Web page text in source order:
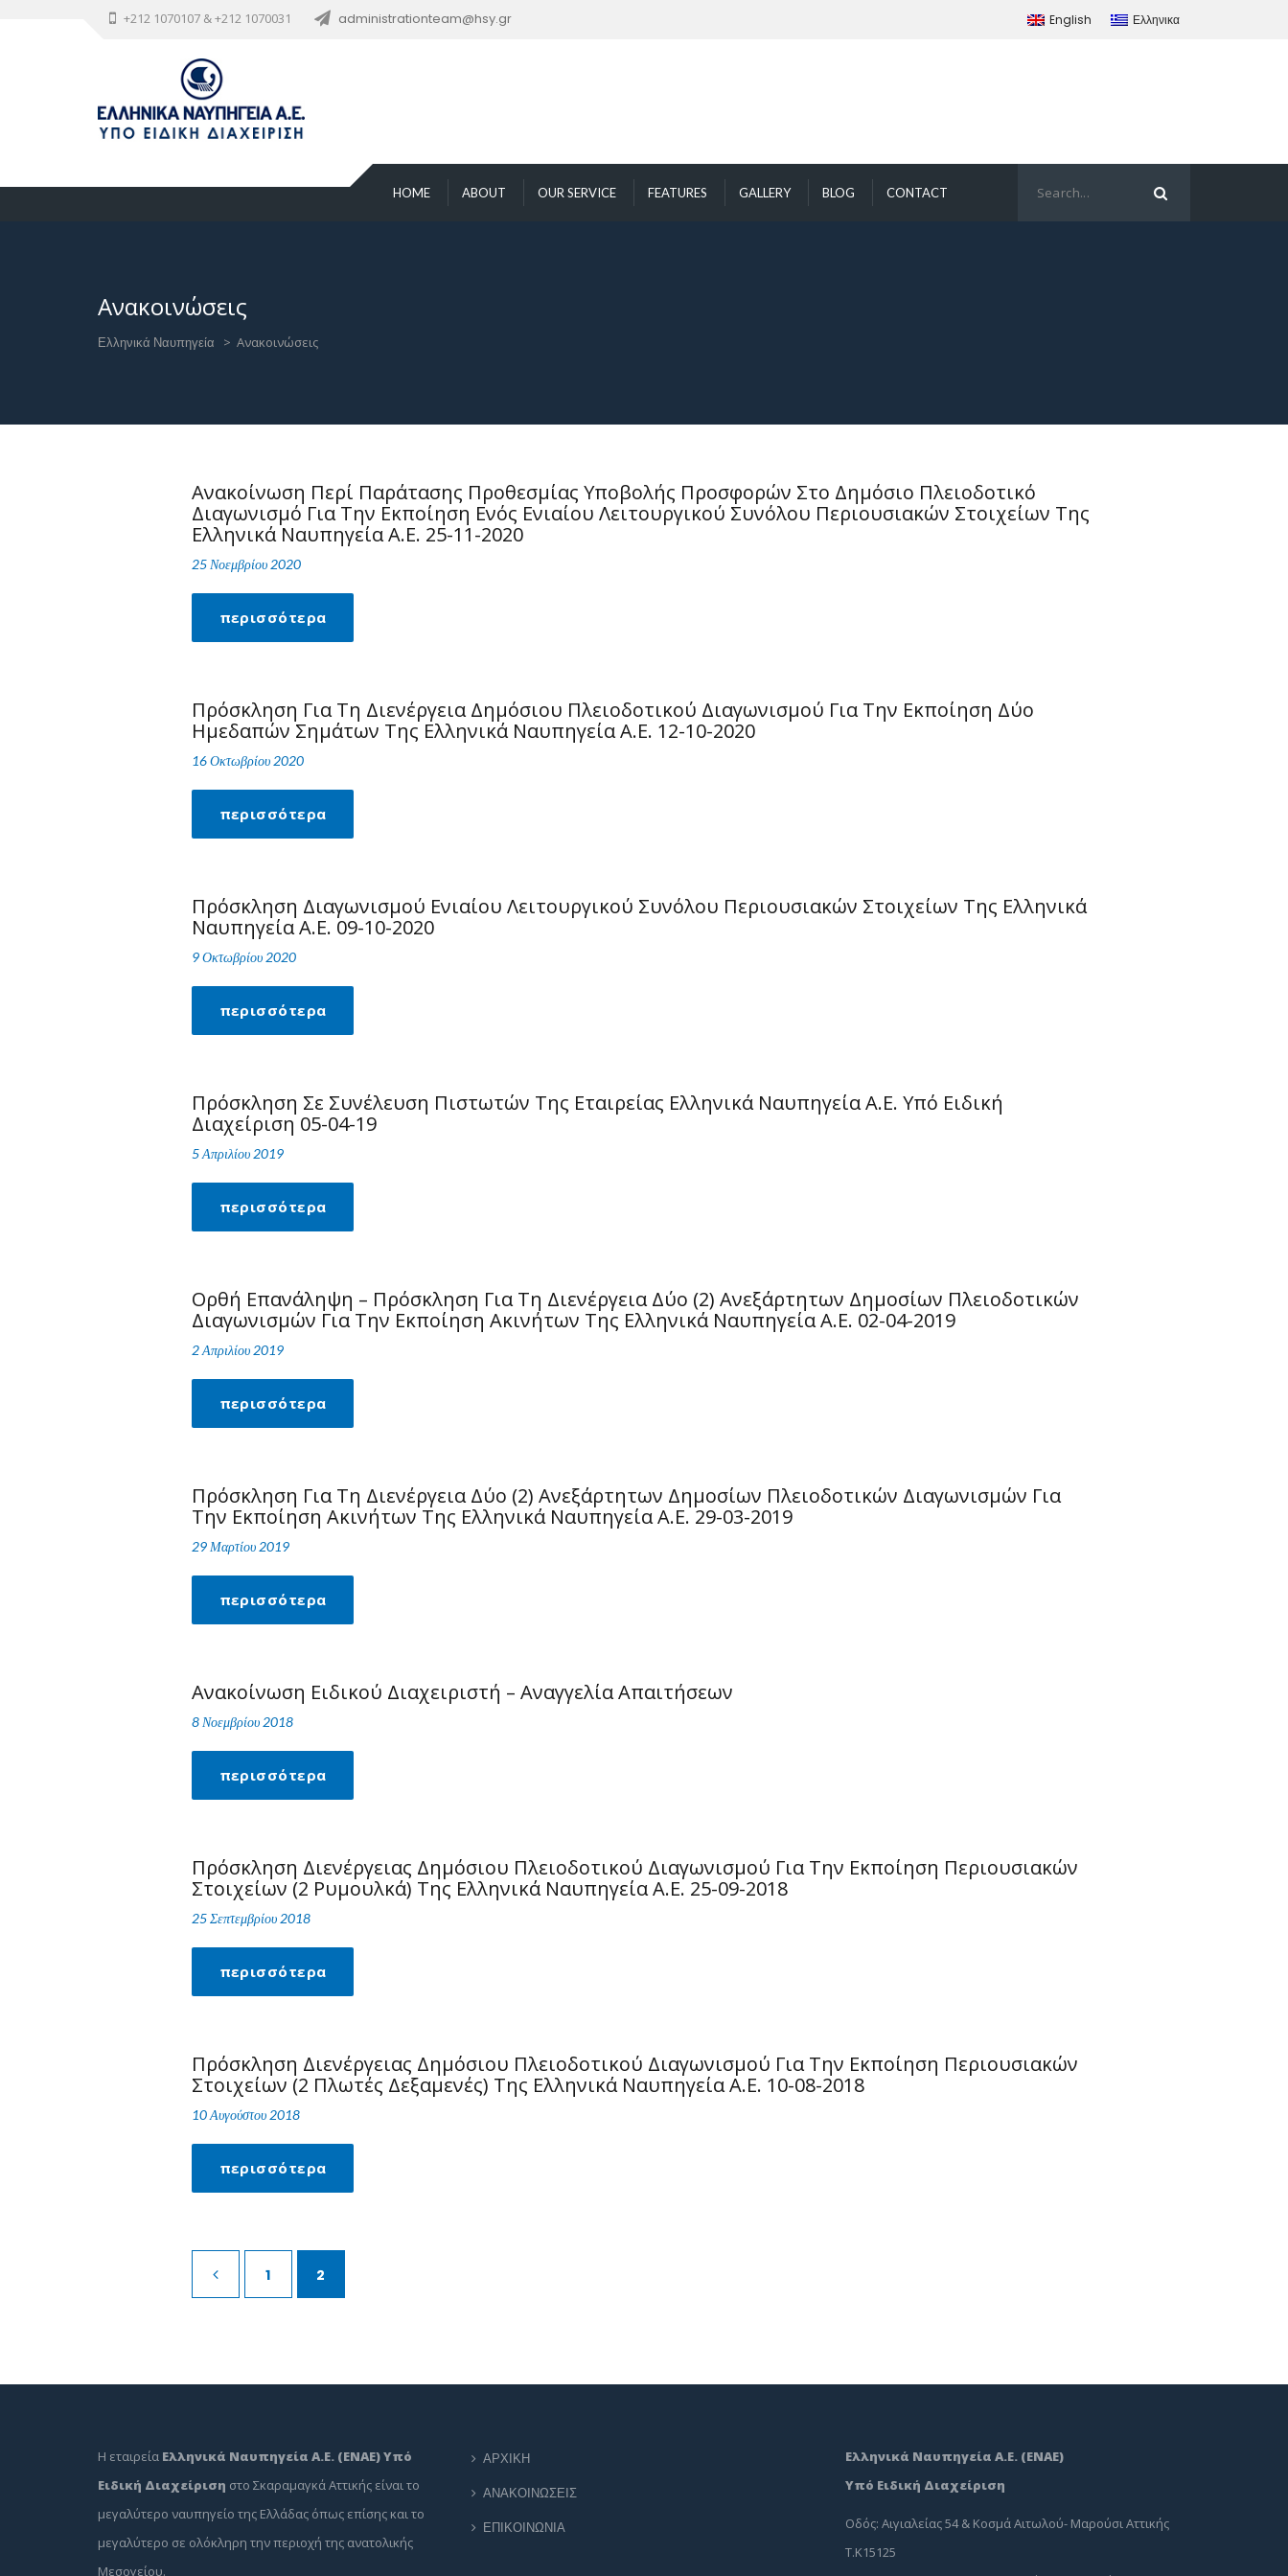
+212 1070107 & +212 1070031 administrationteam@hsy.gr English Ελληνικα
HOME ABOUT OUR SERVICE FEATURES GALLERY BLOG CONTACT
Ανακοινώσεις
Ελληνικά Ναυπηγεία > Ανακοινώσεις
Ανακοίνωση Περί Παράτασης Προθεσμίας Υποβολής Προσφορών Στο Δημόσιο Πλειοδοτικό
Διαγωνισμό Για Την Εκποίηση Ενός Ενιαίου Λειτουργικού Συνόλου Περιουσιακών Στοιχείων Της
Ελληνικά Ναυπηγεία Α.Ε. 25-11-2020
25 Νοεμβρίου 2020
περισσότερα
Πρόσκληση Για Τη Διενέργεια Δημόσιου Πλειοδοτικού Διαγωνισμού Για Την Εκποίηση Δύο
Ημεδαπών Σημάτων Της Ελληνικά Ναυπηγεία Α.Ε. 12-10-2020
16 Οκτωβρίου 2020
περισσότερα
Πρόσκληση Διαγωνισμού Ενιαίου Λειτουργικού Συνόλου Περιουσιακών Στοιχείων Της Ελληνικά
Ναυπηγεία Α.Ε. 09-10-2020
9 Οκτωβρίου 2020
περισσότερα
Πρόσκληση Σε Συνέλευση Πιστωτών Της Εταιρείας Ελληνικά Ναυπηγεία Α.Ε. Υπό Ειδική
Διαχείριση 05-04-19
5 Απριλίου 2019
περισσότερα
Ορθή Επανάληψη – Πρόσκληση Για Τη Διενέργεια Δύο (2) Ανεξάρτητων Δημοσίων Πλειοδοτικών
Διαγωνισμών Για Την Εκποίηση Ακινήτων Της Ελληνικά Ναυπηγεία Α.Ε. 02-04-2019
2 Απριλίου 2019
περισσότερα
Πρόσκληση Για Τη Διενέργεια Δύο (2) Ανεξάρτητων Δημοσίων Πλειοδοτικών Διαγωνισμών Για
Την Εκποίηση Ακινήτων Της Ελληνικά Ναυπηγεία Α.Ε. 29-03-2019
29 Μαρτίου 2019
περισσότερα
Ανακοίνωση Ειδικού Διαχειριστή – Αναγγελία Απαιτήσεων
8 Νοεμβρίου 2018
περισσότερα
Πρόσκληση Διενέργειας Δημόσιου Πλειοδοτικού Διαγωνισμού Για Την Εκποίηση Περιουσιακών
Στοιχείων (2 Ρυμουλκά) Της Ελληνικά Ναυπηγεία Α.Ε. 25-09-2018
25 Σεπτεμβρίου 2018
περισσότερα
Πρόσκληση Διενέργειας Δημόσιου Πλειοδοτικού Διαγωνισμού Για Την Εκποίηση Περιουσιακών
Στοιχείων (2 Πλωτές Δεξαμενές) Της Ελληνικά Ναυπηγεία Α.Ε. 10-08-2018
10 Αυγούστου 2018
περισσότερα
1 2
Η εταιρεία Ελληνικά Ναυπηγεία Α.Ε. (ΕΝΑΕ) Υπό
Ειδική Διαχείριση στο Σκαραμαγκά Αττικής είναι το
μεγαλύτερο ναυπηγείο της Ελλάδας όπως επίσης και το
μεγαλύτερο σε ολόκληρη την περιοχή της ανατολικής
Μεσογείου.
ΑΡΧΙΚΗ
ΑΝΑΚΟΙΝΩΣΕΙΣ
ΕΠΙΚΟΙΝΩΝΙΑ
Ελληνικά Ναυπηγεία Α.Ε. (ΕΝΑΕ)
Υπό Ειδική Διαχείριση
Οδός: Αιγιαλείας 54 & Κοσμά Αιτωλού- Μαρούσι Αττικής
Τ.Κ15125